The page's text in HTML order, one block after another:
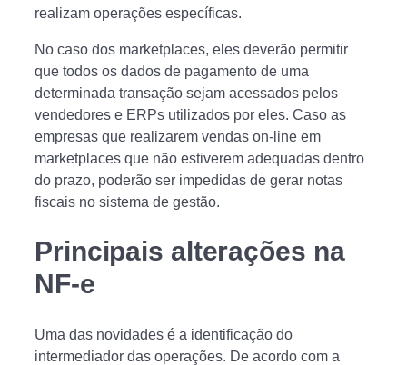
realizam operações específicas.
No caso dos marketplaces, eles deverão permitir
que todos os dados de pagamento de uma
determinada transação sejam acessados pelos
vendedores e ERPs utilizados por eles. Caso as
empresas que realizarem vendas on-line em
marketplaces que não estiverem adequadas dentro
do prazo, poderão ser impedidas de gerar notas
fiscais no sistema de gestão.
Principais alterações na
NF-e
Uma das novidades é a identificação do
intermediador das operações. De acordo com a